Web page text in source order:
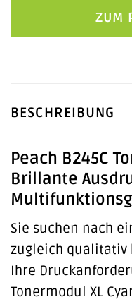
ZUM
BESCHREIBUNG
Peach B245C
Brillante
Sie suchen nach
zugleich qualitativ
Ihre
Tonermodul XL